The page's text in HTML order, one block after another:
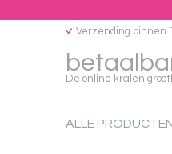
De online kralen
Verzending binnen
ALLE